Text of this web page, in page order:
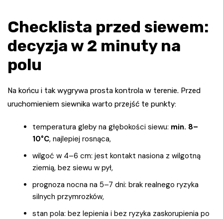
Checklista przed siewem:
decyzja w 2 minuty na
polu
Na końcu i tak wygrywa prosta kontrola w terenie. Przed
uruchomieniem siewnika warto przejść te punkty:
temperatura gleby na głębokości siewu: min. 8–
10°C, najlepiej rosnąca,
wilgoć w 4–6 cm: jest kontakt nasiona z wilgotną
ziemią, bez siewu w pył,
prognoza nocna na 5–7 dni: brak realnego ryzyka
silnych przymrozków,
stan pola: bez lepienia i bez ryzyka zaskorupienia po